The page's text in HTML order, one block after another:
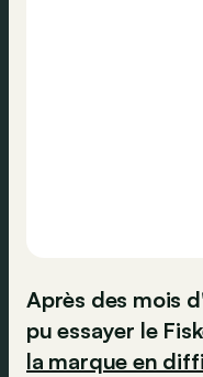
Après des mois
pu essayer le
la marque en